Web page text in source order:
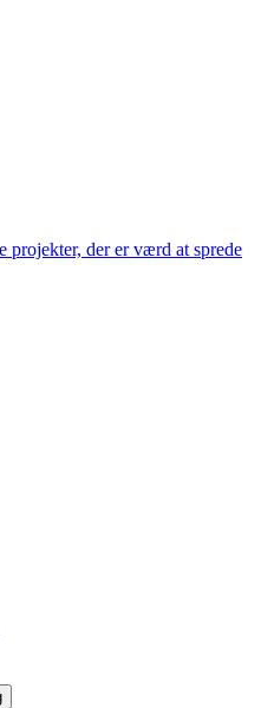
projekter, der er værd at sprede